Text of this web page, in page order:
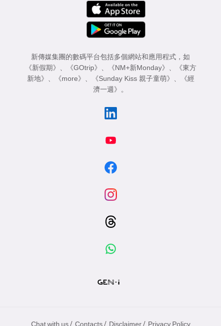
新傳媒集團的數碼平台包括多個網站和應用程式，如
《新假期》
《GOtrip》 《NM+新Monday》
《東方
新地》
《more》 《Sunday Kiss 親子童萌》
《經
濟一週》
。
Chat with us / Contacts / Disclaimer / Privacy Policy